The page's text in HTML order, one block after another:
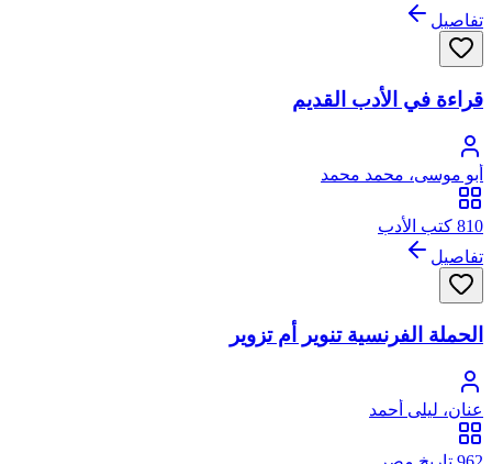
تفاصيل
قراءة في الأدب القديم
أبو موسى، محمد محمد
810 كتب الأدب
تفاصيل
الحملة الفرنسية تنوير أم تزوير
عنان، ليلى أحمد